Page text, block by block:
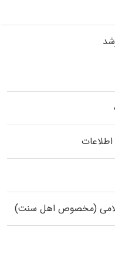
(مخصوص اهل سنت)